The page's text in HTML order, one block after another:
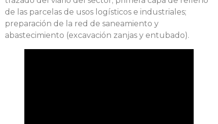
de las parcelas de usos logísticos e industriales;
preparación de la red de saneamiento y
abastecimiento (excavación zanjas y entubado).